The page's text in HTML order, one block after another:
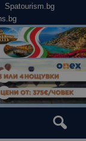
Spatourism.bg